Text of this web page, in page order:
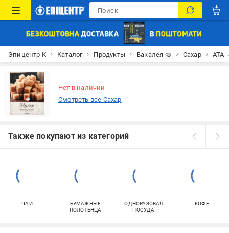
Эпицентр К Каталог Продукты Бакалея 🥨 Сахар АТА
Нет в наличии
Смотреть все Сахар
Также покупают из категорий
ЧАЙ
БУМАЖНЫЕ
ПОЛОТЕНЦА
ОДНОРАЗОВАЯ
ПОСУДА
КОФЕ